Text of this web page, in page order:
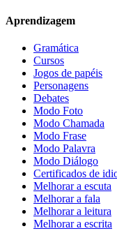
Aprendizagem
Gramática
Cursos
Jogos de papéis
Personagens
Debates
Modo Foto
Modo Chamada
Modo Frase
Modo Palavra
Modo Diálogo
Certificados de
Melhorar a escuta
Melhorar a fala
Melhorar a leitura
Melhorar a escrita